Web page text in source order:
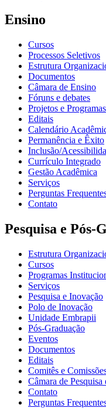
Ensino
Cursos
Processos Seletivos
Estrutura
Documentos
Câmara de Ensino
Fóruns e debates
Projetos e Programas
Editais
Calendário
Permanência e Êxito
Inclusão/
Currículo Integrado
Gestão Acadêmica
Serviços
Perguntas
Contato
Pesquisa e Pós-
Estrutura
Cursos
Programas
Serviços
Pesquisa e Inovação
Polo de Inovação
Unidade Embrapii
Pós-Graduação
Eventos
Documentos
Editais
Comitês e
Câmara de
Contato
Perguntas